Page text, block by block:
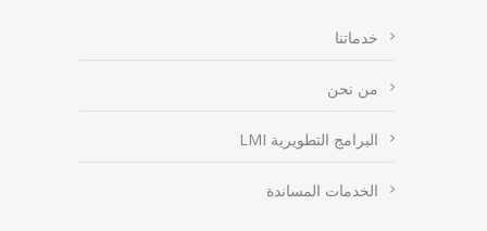
خدماتنا
من نحن
البرامج التطويرية LMI
الخدمات المساندة